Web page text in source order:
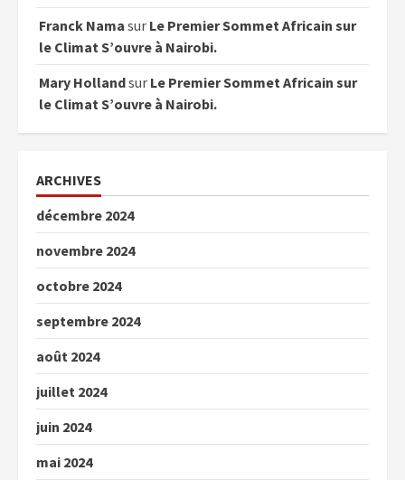
Franck Nama sur Le Premier Sommet Africain sur
le Climat S’ouvre à Nairobi.
Mary Hollandsur Le Premier Sommet Africain sur
le Climat S’ouvre à Nairobi.
ARCHIVES
décembre 2024
novembre 2024
octobre 2024
septembre 2024
août 2024
juillet 2024
juin 2024
mai 2024